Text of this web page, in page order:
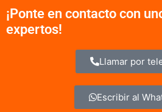
contenido
¡Ponte en contacto con
expertos!
Llamar por
Escribir al